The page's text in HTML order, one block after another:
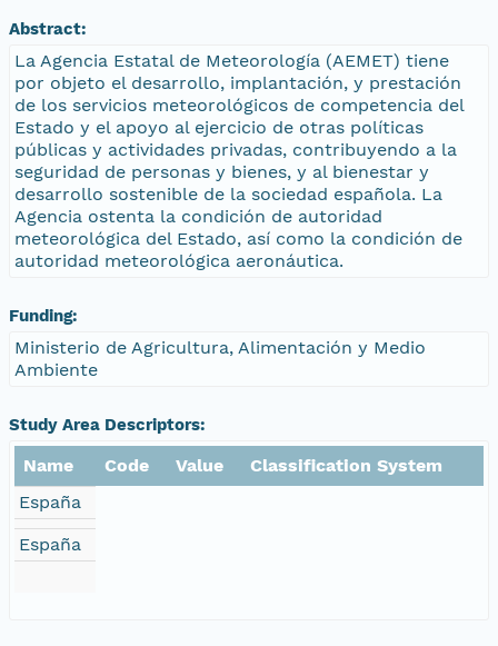
Abstract:
La Agencia Estatal de Meteorología (AEMET) tiene
por objeto el desarrollo, implantación, y prestación
de los servicios meteorológicos de competencia del
Estado y el apoyo al ejercicio de otras políticas
públicas y actividades privadas, contribuyendo a la
seguridad de personas y bienes, y al bienestar y
desarrollo sostenible de la sociedad española. La
Agencia ostenta la condición de autoridad
meteorológica del Estado, así como la condición de
autoridad meteorológica aeronáutica.
Funding:
Ministerio de Agricultura, Alimentación y Medio
Ambiente
Study Area Descriptors:
Name Code Value
Classification System
España
España